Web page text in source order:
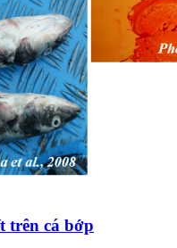
trên cá bớp